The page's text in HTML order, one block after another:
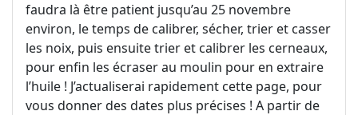
faudra là être patient jusqu’au 25 novembre
environ, le temps de calibrer, sécher, trier et casser
les noix, puis ensuite trier et calibrer les cerneaux,
pour enfin les écraser au moulin pour en extraire
l’huile ! J’actualiserai rapidement cette page, pour
vous donner des dates plus précises ! A partir de